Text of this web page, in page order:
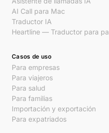
AI Call para Mac
Traductor IA
Heartline — Traductor para
Casos de uso
Para empresas
Para viajeros
Para salud
Para familias
Importación y exportación
Para expatriados